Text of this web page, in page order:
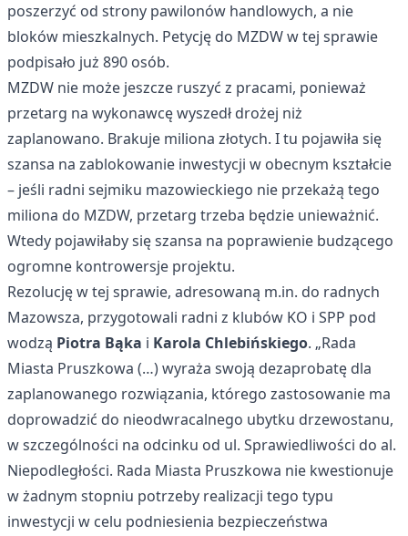
poszerzyć od strony pawilonów handlowych, a nie
bloków mieszkalnych. Petycję do MZDW w tej sprawie
podpisało już 890 osób.
MZDW nie może jeszcze ruszyć z pracami, ponieważ
przetarg na wykonawcę wyszedł drożej niż
zaplanowano. Brakuje miliona złotych. I tu pojawiła się
szansa na zablokowanie inwestycji w obecnym kształcie
– jeśli radni sejmiku mazowieckiego nie przekażą tego
miliona do MZDW, przetarg trzeba będzie unieważnić.
Wtedy pojawiłaby się szansa na poprawienie budzącego
ogromne kontrowersje projektu.
Rezolucję w tej sprawie, adresowaną m.in. do radnych
Mazowsza, przygotowali radni z klubów KO i SPP pod
wodzą Piotra Bąka i Karola Chlebińskiego. „Rada
Miasta Pruszkowa (…) wyraża swoją dezaprobatę dla
zaplanowanego rozwiązania, którego zastosowanie ma
doprowadzić do nieodwracalnego ubytku drzewostanu,
w szczególności na odcinku od ul. Sprawiedliwości do al.
Niepodległości. Rada Miasta Pruszkowa nie kwestionuje
w żadnym stopniu potrzeby realizacji tego typu
inwestycji w celu podniesienia bezpieczeństwa